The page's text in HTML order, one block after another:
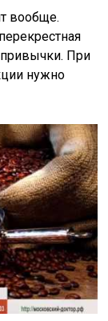
вообще.
привычки. При
нужно